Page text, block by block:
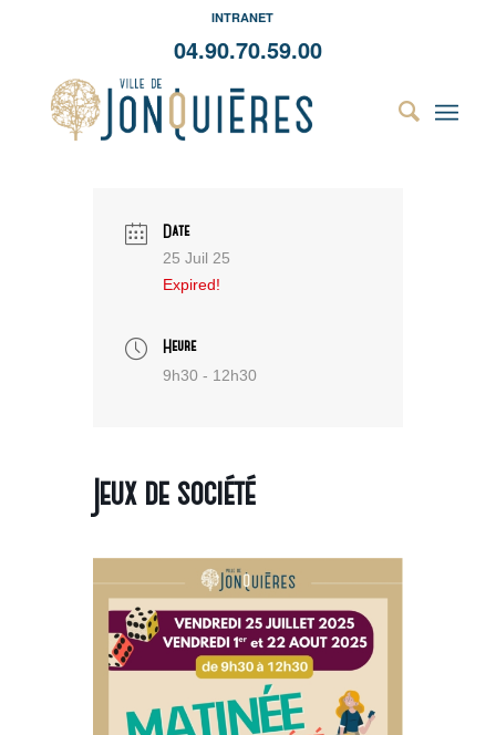
INTRANET
04.90.70.59.00
Date
25 Juil 25
Expired!
Heure
9h30 - 12h30
Jeux de société